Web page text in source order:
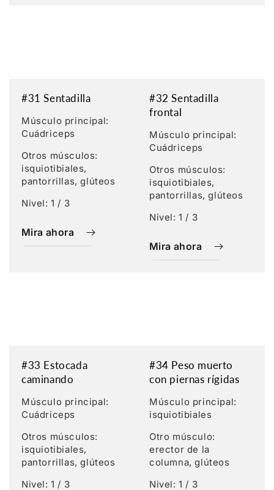
#31 Sentadilla
Músculo principal:
Cuádriceps
Otros músculos:
isquiotibiales,
pantorrillas, glúteos
Nivel: 1 / 3
Mira ahora
#32 Sentadilla
frontal
Músculo principal:
Cuádriceps
Otros músculos:
isquiotibiales,
pantorrillas, glúteos
Nivel: 1 / 3
Mira ahora
#33 Estocada
caminando
Músculo principal:
Cuádriceps
Otros músculos:
isquiotibiales,
pantorrillas, glúteos
Nivel: 1 / 3
#34 Peso muerto
con piernas rígidas
Músculo principal:
isquiotibiales
Otro músculo:
erector de la
columna, glúteos
Nivel: 1 / 3